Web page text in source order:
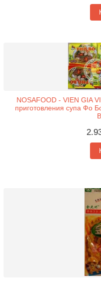
NOSAFOOD - VIEN GIA
приготовления супа Фо